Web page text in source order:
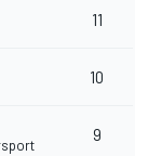
11
10
9